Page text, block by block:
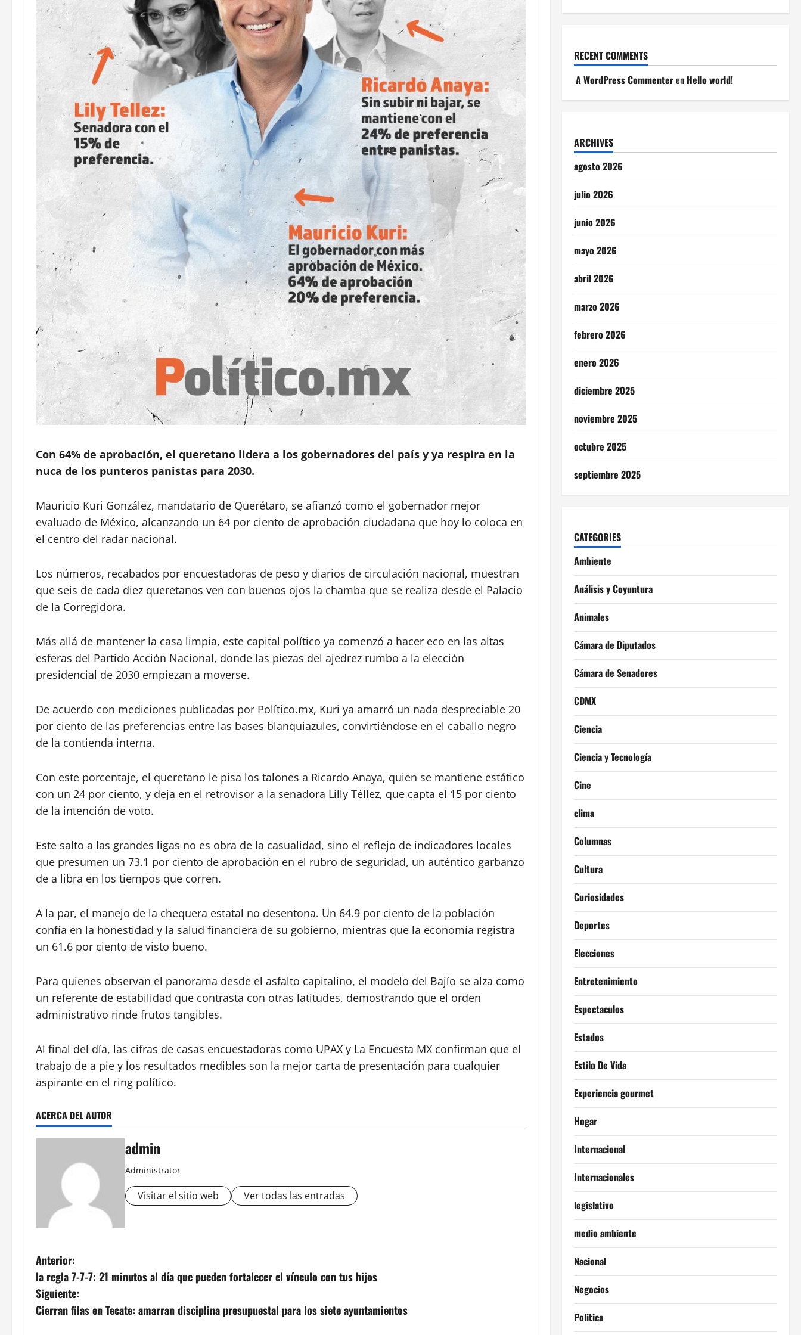
Con 64% de aprobación, el queretano lidera a los gobernadores del país y ya respira en la
nuca de los punteros panistas para 2030.
Mauricio Kuri González, mandatario de Querétaro, se afianzó como el gobernador mejor
evaluado de México, alcanzando un 64 por ciento de aprobación ciudadana que hoy lo coloca en
el centro del radar nacional.
Los números, recabados por encuestadoras de peso y diarios de circulación nacional, muestran
que seis de cada diez queretanos ven con buenos ojos la chamba que se realiza desde el Palacio
de la Corregidora.
Más allá de mantener la casa limpia, este capital político ya comenzó a hacer eco en las altas
esferas del Partido Acción Nacional, donde las piezas del ajedrez rumbo a la elección
presidencial de 2030 empiezan a moverse.
De acuerdo con mediciones publicadas por Político.mx, Kuri ya amarró un nada despreciable 20
por ciento de las preferencias entre las bases blanquiazules, convirtiéndose en el caballo negro
de la contienda interna.
Con este porcentaje, el queretano le pisa los talones a Ricardo Anaya, quien se mantiene estático
con un 24 por ciento, y deja en el retrovisor a la senadora Lilly Téllez, que capta el 15 por ciento
de la intención de voto.
Este salto a las grandes ligas no es obra de la casualidad, sino el reflejo de indicadores locales
que presumen un 73.1 por ciento de aprobación en el rubro de seguridad, un auténtico garbanzo
de a libra en los tiempos que corren.
A la par, el manejo de la chequera estatal no desentona. Un 64.9 por ciento de la población
confía en la honestidad y la salud financiera de su gobierno, mientras que la economía registra
un 61.6 por ciento de visto bueno.
Para quienes observan el panorama desde el asfalto capitalino, el modelo del Bajío se alza como
un referente de estabilidad que contrasta con otras latitudes, demostrando que el orden
administrativo rinde frutos tangibles.
Al final del día, las cifras de casas encuestadoras como UPAX y La Encuesta MX confirman que el
trabajo de a pie y los resultados medibles son la mejor carta de presentación para cualquier
aspirante en el ring político.
ACERCA DEL AUTOR
admin
Administrator
Visitar el sitio web Ver todas las entradas
N
a
v
Anterior:
la regla 7-7-7: 21 minutos al día que pueden fortalecer el vínculo con tus hijos
Siguiente:
Cierran filas en Tecate: amarran disciplina presupuestal para los siete ayuntamientos
RECENT COMMENTS
A WordPress Commenteren Hello world!
ARCHIVES
agosto 2026
julio 2026
junio 2026
mayo 2026
abril 2026
marzo 2026
febrero 2026
enero 2026
diciembre 2025
noviembre 2025
octubre 2025
septiembre 2025
CATEGORIES
Ambiente
Análisis y Coyuntura
Animales
Cámara de Diputados
Cámara de Senadores
CDMX
Ciencia
Ciencia y Tecnología
Cine
clima
Columnas
Cultura
Curiosidades
Deportes
Elecciones
Entretenimiento
Espectaculos
Estados
Estilo De Vida
Experiencia gourmet
Hogar
Internacional
Internacionales
legislativo
medio ambiente
Nacional
Negocios
Politica